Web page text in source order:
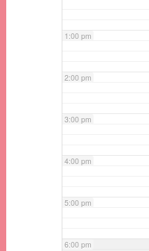
1:00 pm
2:00 pm
3:00 pm
4:00 pm
5:00 pm
6:00 pm